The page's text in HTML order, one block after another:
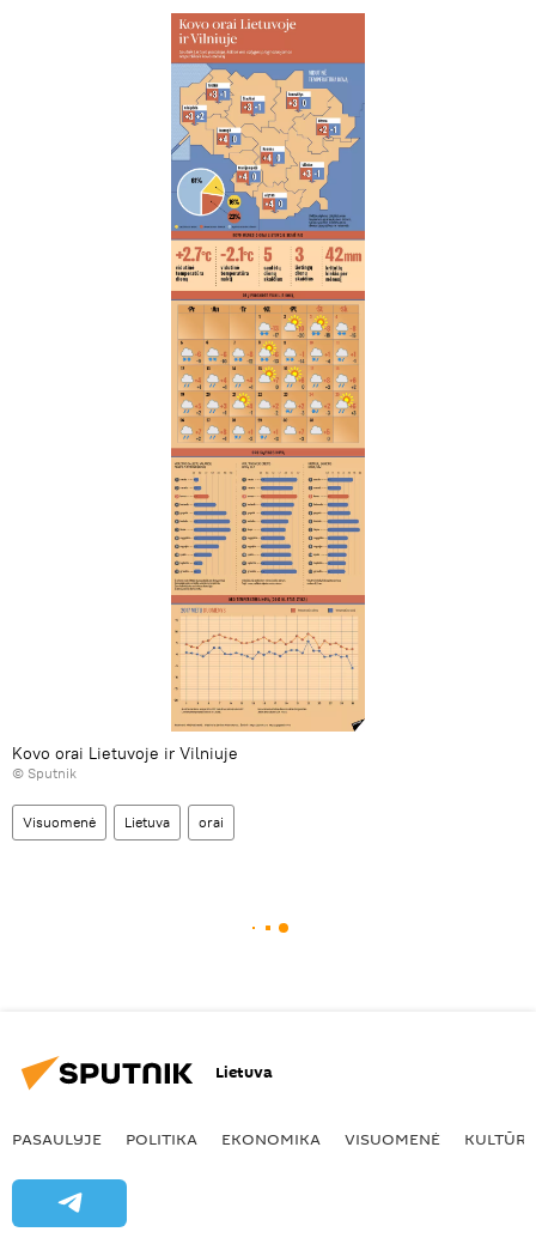
Kovo orai Lietuvoje ir Vilniuje
© Sputnik
Visuomenė Lietuva orai
Lietuva
PASAULYJE POLITIKA EKONOMIKA VISUOMENĖ KULTŪRA